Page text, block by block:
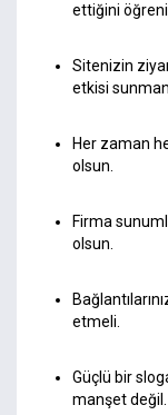
ettiğini
Sitenizin
etkisi
Her zaman
olsun.
Firma
olsun.
etmeli.
Güçlü bir
manşet değil.